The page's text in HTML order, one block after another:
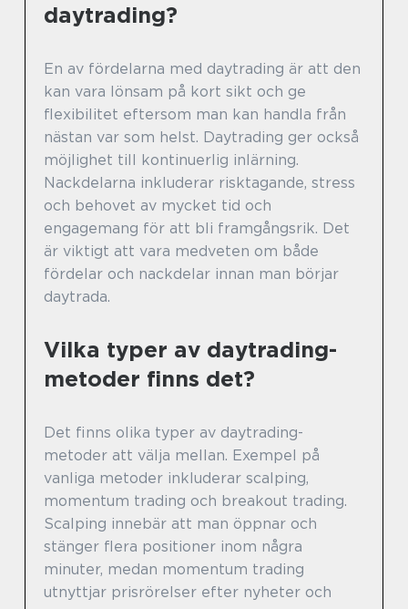
daytrading?
En av fördelarna med daytrading är att den
kan vara lönsam på kort sikt och ge
flexibilitet eftersom man kan handla från
nästan var som helst. Daytrading ger också
möjlighet till kontinuerlig inlärning.
Nackdelarna inkluderar risktagande, stress
och behovet av mycket tid och
engagemang för att bli framgångsrik. Det
är viktigt att vara medveten om både
fördelar och nackdelar innan man börjar
daytrada.
Vilka typer av daytrading-
metoder finns det?
Det finns olika typer av daytrading-
metoder att välja mellan. Exempel på
vanliga metoder inkluderar scalping,
momentum trading och breakout trading.
Scalping innebär att man öppnar och
stänger flera positioner inom några
minuter, medan momentum trading
utnyttjar prisrörelser efter nyheter och